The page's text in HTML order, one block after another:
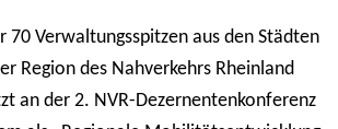
70 Verwaltungsspitzen aus den Städten
Region des Nahverkehrs Rheinland
an der 2. NVR-Dezernentenkonferenz